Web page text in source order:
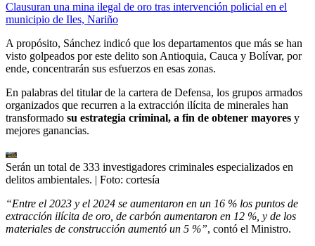
Clausuran una mina ilegal de oro tras intervención policial en el
municipio de Iles, Nariño
A propósito, Sánchez indicó que los departamentos que más se han
visto golpeados por este delito son Antioquia, Cauca y Bolívar, por
ende, concentrarán sus esfuerzos en esas zonas.
En palabras del titular de la cartera de Defensa, los grupos armados
organizados que recurren a la extracción ilícita de minerales han
transformado su estrategia criminal, a fin de obtener mayores y
mejores ganancias.
Serán un total de 333 investigadores criminales especializados en
delitos ambientales. | Foto: cortesía
“Entre el 2023 y el 2024 se aumentaron en un 16 % los puntos de
extracción ilícita de oro, de carbón aumentaron en 12 %, y de los
materiales de construcción aumentó un 5 %”, contó el Ministro.